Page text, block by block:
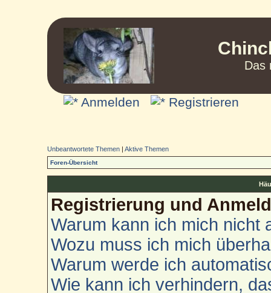
Das
Anmelden Registrieren
Unbeantwortete Themen |Aktive Themen
Foren-Übersicht
Registrierung und
Warum kann ich mich nicht
Wozu muss ich mich
Warum werde ich
Wie kann ich verhindern,